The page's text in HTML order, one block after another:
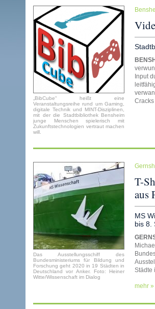
„BibCube“ heißt eine
Veranstaltungsreihe rund um Gaming,
digitale Technik und MINT-Disziplinen,
mit der die Stadtbibliothek Bensheim
junge Menschen spielerisch mit
Zukunftstechnologien vertraut machen
will.
Input
Das Ausstellungsschiff des
Bundesministeriums für Bildung und
Forschung geht 2020 in 19 Städten in
Deutschland vor Anker. Foto: Heiner
Witte/Wissenschaft im Dialog
T-
aus
MS
bis 8.
Städte
mehr »